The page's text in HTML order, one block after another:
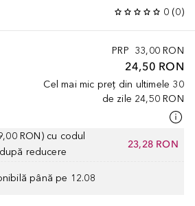
0 (0)
PRP 33,00 RON
24,50 RON
Cel mai mic preț din ultimele 30
de zile 24,50 RON
RON) cu codul
reducere
23,28 RON
până pe 12.08